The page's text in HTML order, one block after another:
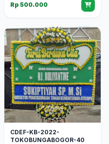
Rp 500.000
CDEF-KB-2022-
TOKOBUNGABOGOR-40